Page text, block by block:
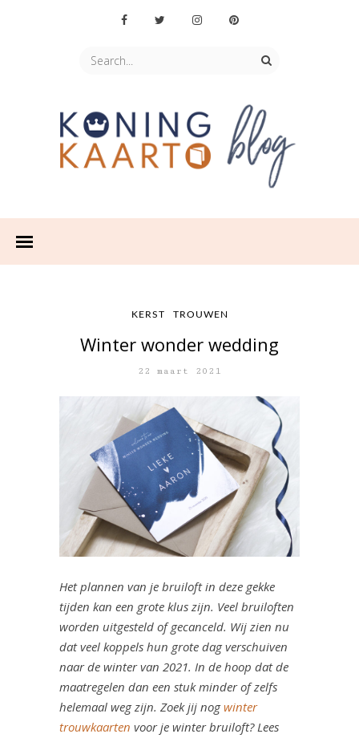
KERST TROUWEN
Winter wonder wedding
22 maart 2021
Het plannen van je bruiloft in deze gekke
tijden kan een grote klus zijn. Veel bruiloften
worden uitgesteld of gecanceld. Wij zien nu
dat veel koppels hun grote dag verschuiven
naar de winter van 2021. In de hoop dat de
maatregelen dan een stuk minder of zelfs
helemaal weg zijn. Zoek jij nogwinter
trouwkaarten voor je winter bruiloft? Lees